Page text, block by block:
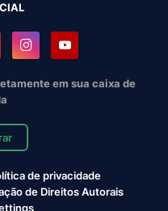
em sua caixa de
de privacidade
de Direitos Autorais